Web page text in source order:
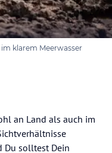
klarem Meerwasser
an Land als auch im
Du solltest Dein